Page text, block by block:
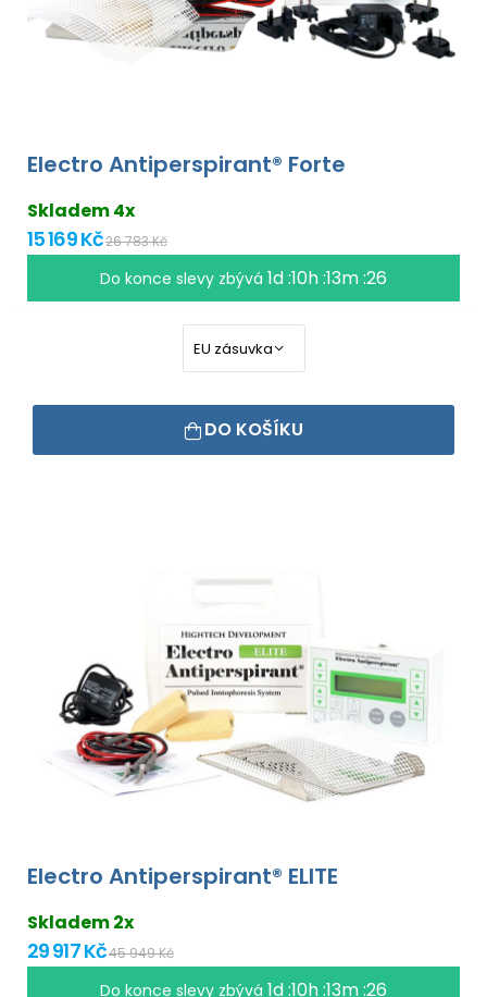
Electro Antiperspirant® Forte
Skladem 4x
15 169 Kč26 783 Kč
Do konce slevy zbývá 1d :10h :13m :25
DO KOŠÍKU
Electro Antiperspirant® ELITE
Skladem 2x
29 917 Kč45 949 Kč
Do konce slevy zbývá 1d :10h :13m :25